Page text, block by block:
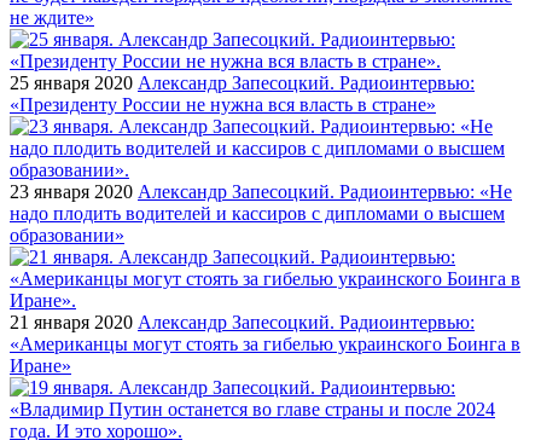
не ждите»
25 января 2020 Александр Запесоцкий. Радиоинтервью:
«Президенту России не нужна вся власть в стране»
23 января 2020 Александр Запесоцкий. Радиоинтервью: «Не
надо плодить водителей и кассиров с дипломами о высшем
образовании»
21 января 2020 Александр Запесоцкий. Радиоинтервью:
«Американцы могут стоять за гибелью украинского Боинга в
Иране»